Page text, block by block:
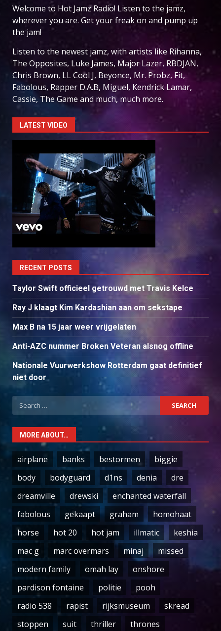
Welcome to Hot Jamz Radio! Listen to the jamz,
wherever you are. Get your freak on and pump up
the jam!
Listen to the newest jamz, with artists like Rihanna,
The Opposites, Luke James, Major Lazer, RBDJAN,
Chris Brown, LL Cool J, Beyonce, Mr. Probz, Fit,
Fabolous, Rapper D.A.B, Miguel, Kendrick Lamar,
Cassie, The Game and much, much more.
LATEST VIDEO
RECENT POSTS
Taylor Swift officieel getrouwd met Travis Kelce
Ray J klaagt Kim Kardashian aan om sekstape
Max B na 15 jaar weer vrijgelaten
Anti-AZC nummer Broken Veteran alsnog offline
Nationale Vuurwerkshow Rotterdam gaat definitief
niet door
Search
for:
MORE ABOUT…
airplane banks bestormen
biggie
body
bodyguard d1ns denia
dre
dreamville
drewski
enchanted waterfall
fabolous
gekaapt graham
homohaat
horse
hot 20 hot jam illmatic
keshia
mac g
marc overmars minaj
missed
modern family
omah lay
onshore
pardison fontaine
politie
pooh
radio 538
rapist rijksmuseum
skread
stoppen
suit thriller thrones